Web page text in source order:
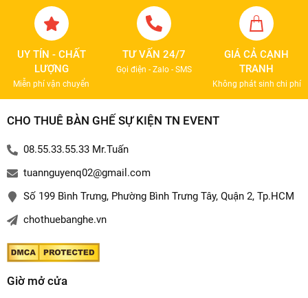
UY TÍN - CHẤT
LƯỢNG
Miễn phí vận chuyển
TƯ VẤN 24/7
Gọi điện - Zalo - SMS
GIÁ CẢ CẠNH
TRANH
Không phát sinh chi phí
CHO THUÊ BÀN GHẾ SỰ KIỆN TN EVENT
08.55.33.55.33 Mr.Tuấn
tuannguyenq02@gmail.com
Số 199 Bình Trưng, Phường Bình Trưng Tây, Quận 2, Tp.HCM
chothuebanghe.vn
Giờ mở cửa